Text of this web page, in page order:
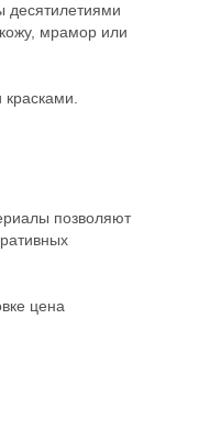
десятилетиями
мрамор или
позволяют
цена